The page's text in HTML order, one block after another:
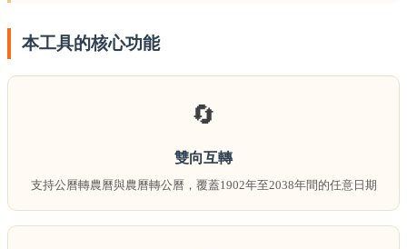
本工具的核心功能
🔄
雙向互轉
支持公曆轉農曆與農曆轉公曆，覆蓋1902年至2038年間的任意日期